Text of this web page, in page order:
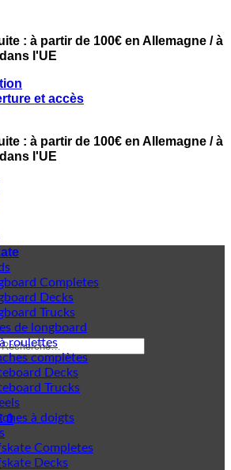
: à partir de 100€ en Allemagne / à
l'UE
et accès
: à partir de 100€ en Allemagne / à
l'UE
0
Completes
Decks
Trucks
de longboard
roulettes
complètes
Decks
Trucks
à doigts
Completes
Decks